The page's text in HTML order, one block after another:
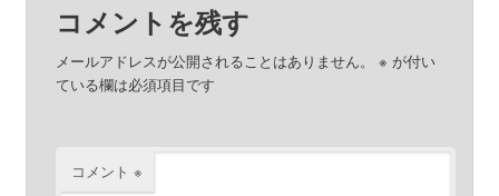
コメントを残す
メールアドレスが公開されることはありません。 ※ が付い
ている欄は必須項目です
コメント ※